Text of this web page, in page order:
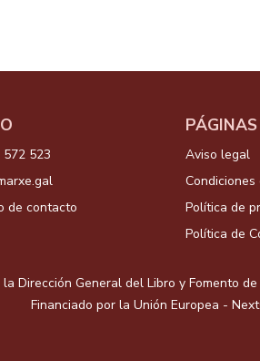
523
de contacto
Aviso legal
Política de
Política de
Dirección General del Libro y Fomento
Financiado por la Unión Europea -